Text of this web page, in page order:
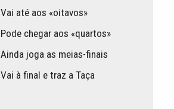
Vai até aos «oitavos»
Pode chegar aos «quartos»
Ainda joga as meias-finais
Vai à final e traz a Taça